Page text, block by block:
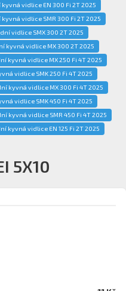
kyvná vidlice EN 300 Fi 2T 2025
kyvná vidlice SMR 300 Fi 2T 2025
vidlice SMX 300 2T 2025
kyvná vidlice MX 300 2T 2025
kyvná vidlice MX 250 Fi 4T 2025
vidlice SMK 250 Fi 4T 2025
kyvná vidlice MX 300 Fi 4T 2025
vidlice SMK 450 Fi 4T 2025
kyvná vidlice SMR 450 Fi 4T 2025
kyvná vidlice EN 125 Fi 2T 2025
5X10